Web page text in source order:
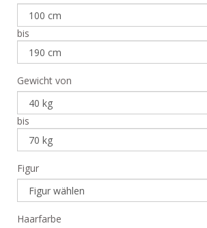
bis
Gewicht von
bis
Figur
Haarfarbe